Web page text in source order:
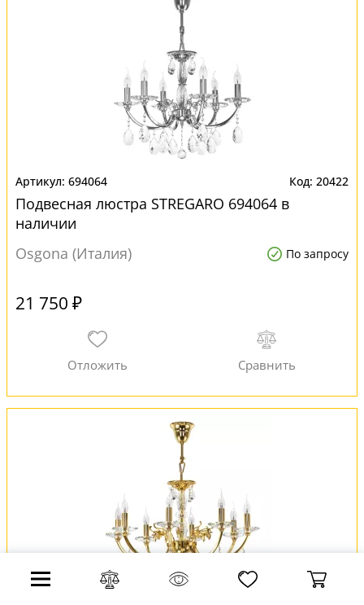
694064 20422
Подвесная люстра STREGARO 694064 в
наличии
Osgona (Италия)
По запросу
21 750 ₽